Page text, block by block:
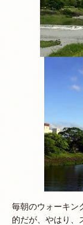
毎朝のウォーキン
的だが、やはり、